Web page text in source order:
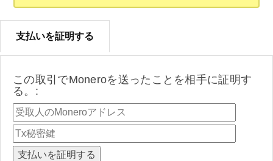
支払いを証明する
この取引でMoneroを送ったことを相手に証明す
る。: